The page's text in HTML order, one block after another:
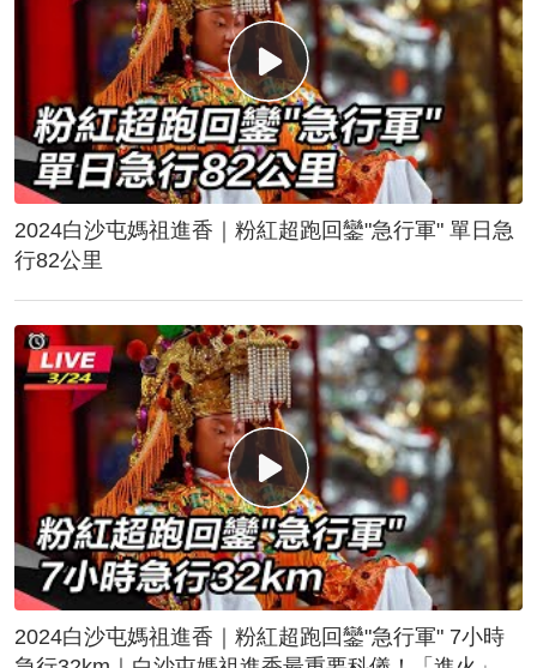
2024白沙屯媽祖進香｜粉紅超跑回鑾"急行軍" 單日急
行82公里
2024白沙屯媽祖進香｜粉紅超跑回鑾"急行軍" 7小時